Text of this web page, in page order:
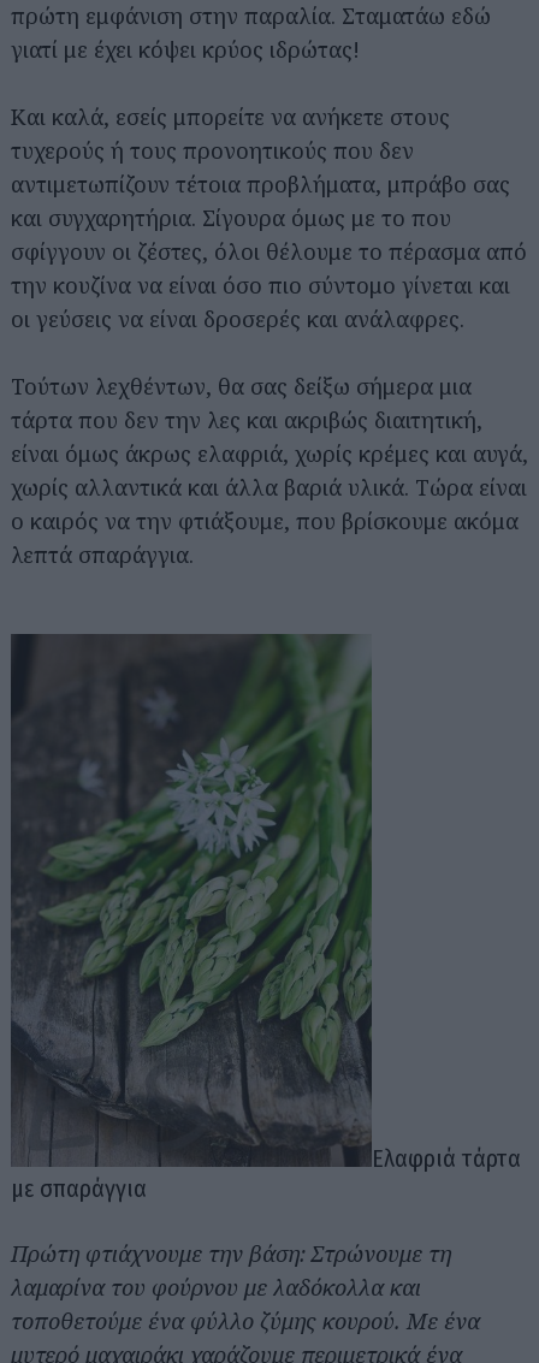
πρώτη εμφάνιση στην παραλία. Σταματάω εδώ
γιατί με έχει κόψει κρύος ιδρώτας!
Και καλά, εσείς μπορείτε να ανήκετε στους
τυχερούς ή τους προνοητικούς που δεν
αντιμετωπίζουν τέτοια προβλήματα, μπράβο σας
και συγχαρητήρια. Σίγουρα όμως με το που
σφίγγουν οι ζέστες, όλοι θέλουμε το πέρασμα από
την κουζίνα να είναι όσο πιο σύντομο γίνεται και
οι γεύσεις να είναι δροσερές και ανάλαφρες.
Τούτων λεχθέντων, θα σας δείξω σήμερα μια
τάρτα που δεν την λες και ακριβώς διαιτητική,
είναι όμως άκρως ελαφριά, χωρίς κρέμες και αυγά,
χωρίς αλλαντικά και άλλα βαριά υλικά. Τώρα είναι
ο καιρός να την φτιάξουμε, που βρίσκουμε ακόμα
λεπτά σπαράγγια.
Ελαφριά τάρτα
με σπαράγγια
Πρώτη φτιάχνουμε την βάση: Στρώνουμε τη
λαμαρίνα του φούρνου με λαδόκολλα και
τοποθετούμε ένα φύλλο ζύμης κουρού. Με ένα
μυτερό μαχαιράκι χαράζουμε περιμετρικά ένα